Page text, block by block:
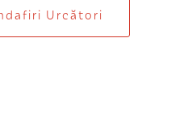
Urcători